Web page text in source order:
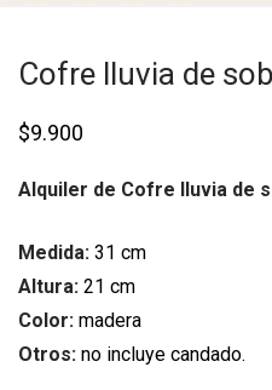
Cofre lluvia de
$9.900
Alquiler de Cofre lluvia de
Medida: 31 cm
Altura: 21 cm
Color: madera
Otros: no incluye candado.